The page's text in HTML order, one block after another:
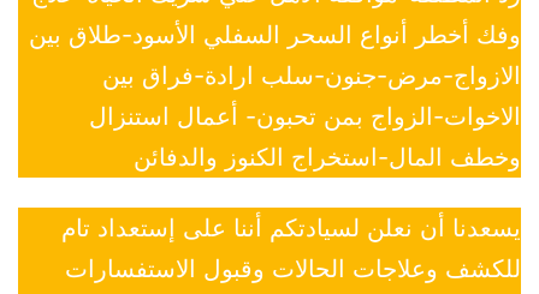
وفك أخطر أنواع السحر السفلي الأسود-طلاق بين
الازواج-مرض-جنون-سلب ارادة-فراق بين
الاخوات-الزواج بمن تحبون- أعمال استنزال
وخطف المال-استخراج الكنوز والدفائن
يسعدنا أن نعلن لسيادتكم أننا على إستعداد تام
للكشف وعلاجات الحالات وقبول الاستفسارات